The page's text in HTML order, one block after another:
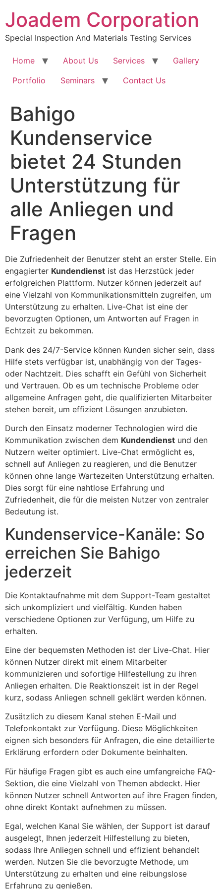
Joadem Corporation
Special Inspection And Materials Testing Services
Home About Us Services
Gallery
Portfolio
Seminars Contact Us
Bahigo
Kundenservice
bietet 24 Stunden
Unterstützung für
alle Anliegen und
Fragen
Die Zufriedenheit der Benutzer steht an erster Stelle. Ein
engagierter Kundendienst ist das Herzstück jeder
erfolgreichen Plattform. Nutzer können jederzeit auf
eine Vielzahl von Kommunikationsmitteln zugreifen, um
Unterstützung zu erhalten. Live-Chat ist eine der
bevorzugten Optionen, um Antworten auf Fragen in
Echtzeit zu bekommen.
Dank des 24/7-Service können Kunden sicher sein, dass
Hilfe stets verfügbar ist, unabhängig von der Tages-
oder Nachtzeit. Dies schafft ein Gefühl von Sicherheit
und Vertrauen. Ob es um technische Probleme oder
allgemeine Anfragen geht, die qualifizierten Mitarbeiter
stehen bereit, um effizient Lösungen anzubieten.
Durch den Einsatz moderner Technologien wird die
Kommunikation zwischen dem Kundendienst und den
Nutzern weiter optimiert. Live-Chat ermöglicht es,
schnell auf Anliegen zu reagieren, und die Benutzer
können ohne lange Wartezeiten Unterstützung erhalten.
Dies sorgt für eine nahtlose Erfahrung und
Zufriedenheit, die für die meisten Nutzer von zentraler
Bedeutung ist.
Kundenservice-Kanäle: So
erreichen Sie Bahigo
jederzeit
Die Kontaktaufnahme mit dem Support-Team gestaltet
sich unkompliziert und vielfältig. Kunden haben
verschiedene Optionen zur Verfügung, um Hilfe zu
erhalten.
Eine der bequemsten Methoden ist der Live-Chat. Hier
können Nutzer direkt mit einem Mitarbeiter
kommunizieren und sofortige Hilfestellung zu ihren
Anliegen erhalten. Die Reaktionszeit ist in der Regel
kurz, sodass Anliegen schnell geklärt werden können.
Zusätzlich zu diesem Kanal stehen E-Mail und
Telefonkontakt zur Verfügung. Diese Möglichkeiten
eignen sich besonders für Anfragen, die eine detaillierte
Erklärung erfordern oder Dokumente beinhalten.
Für häufige Fragen gibt es auch eine umfangreiche FAQ-
Sektion, die eine Vielzahl von Themen abdeckt. Hier
können Nutzer schnell Antworten auf ihre Fragen finden,
ohne direkt Kontakt aufnehmen zu müssen.
Egal, welchen Kanal Sie wählen, der Support ist darauf
ausgelegt, Ihnen jederzeit Hilfestellung zu bieten,
sodass Ihre Anliegen schnell und effizient behandelt
werden. Nutzen Sie die bevorzugte Methode, um
Unterstützung zu erhalten und eine reibungslose
Erfahrung zu genießen.